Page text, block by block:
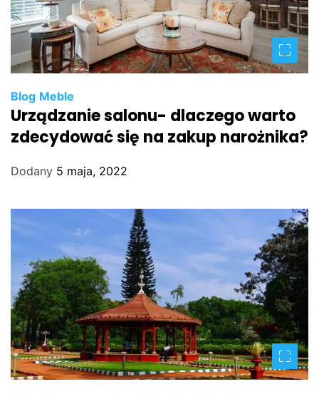
Blog Meble
Urządzanie salonu- dlaczego warto
zdecydować się na zakup narożnika?
Dodany 5 maja, 2022